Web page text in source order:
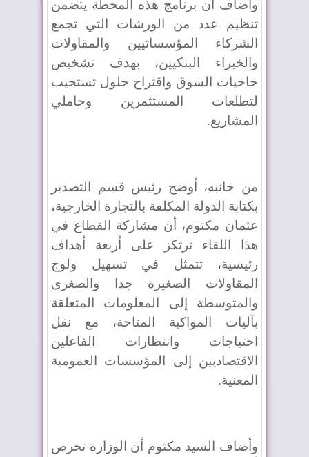
وأضاف أن برنامج هذه المحطة يتضمن
تنظيم عدد من الورشات التي تجمع
الشركاء المؤسساتيين والمقاولات
والخبراء البنكيين، بهدف تشخيص
حاجيات السوق واقتراح حلول تستجيب
لتطلعات المستثمرين وحاملي
المشاريع.
من جانبه، أوضح رئيس قسم التصدير
بكتابة الدولة المكلفة بالتجارة الخارجية،
عثمان مكتوم، أن مشاركة القطاع في
هذا اللقاء ترتكز على أربعة أهداف
رئيسية، تتمثل في تسهيل ولوج
المقاولات الصغيرة جدا والصغرى
والمتوسطة إلى المعلومات المتعلقة
بآليات المواكبة المتاحة، مع نقل
احتياجات وانتظارات الفاعلين
الاقتصاديين إلى المؤسسات العمومية
المعنية.
وأضاف السيد مكتوم أن الوزارة تحرص